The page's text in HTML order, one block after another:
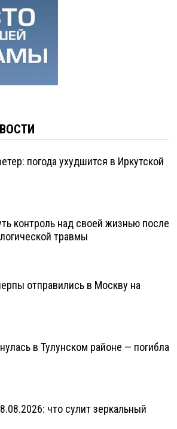
погода ухудшится в Иркутской
контроль над своей жизнью после
травмы
отправились в Москву на
в Тулунском районе — погибла
что сулит зеркальный